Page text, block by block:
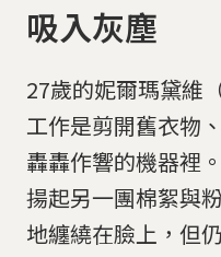
吸入灰塵
27歲的妮爾瑪黛維
工作是剪開舊衣物
轟轟作響的機器裡
揚起另一團棉絮與
地纏繞在臉上，但